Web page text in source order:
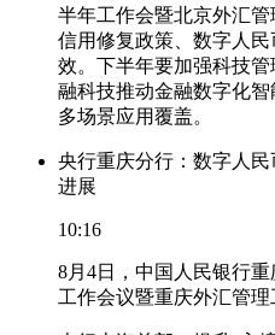
半年工作会暨北京外汇
信用修复政策、数字人
效。下半年要加强科技
融科技推动金融数字化
多场景应用覆盖。
央行重庆分行：数字人
进展
10:16
8月4日，中国人民银行
工作会议暨重庆外汇管理